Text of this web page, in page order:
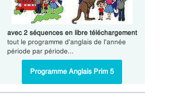
avec 2 séquences en libre téléchargement
tout le programme d'anglais de l'année
période par période...
Programme Anglais Prim 5